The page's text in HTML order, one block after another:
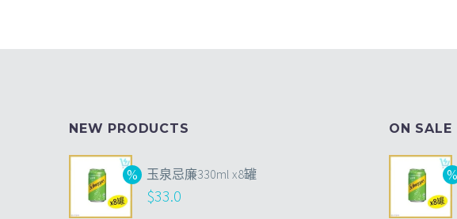
NEW PRODUCTS
玉泉忌廉330ml x8罐
$33.0
ON SALE